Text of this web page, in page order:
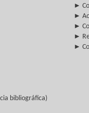
►
►
►
►
►
bibliográfica)